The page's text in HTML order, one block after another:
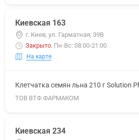
Киевская 163
г. Киев, ул. Гарматная, 39В
Закрыто. Пн-Вс: 08:00-21:00
На карте
Клетчатка семян льна 210 г Solution
ТОВ ВТФ ФАРМАКОМ
Киевская 234